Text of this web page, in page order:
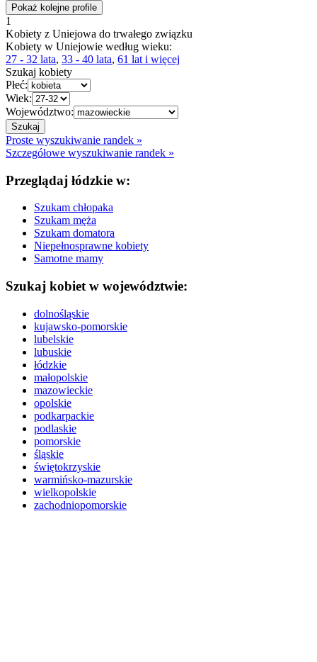
Pokaż kolejne profile
1
Kobiety z Uniejowa do trwałego związku
Kobiety w Uniejowie według wieku:
27 - 32 lata, 33 - 40 lata, 61 lat i więcej
Szukaj kobiety
Płeć:
Wiek:
Województwo:
Proste wyszukiwanie randek »
Szczegółowe wyszukiwanie randek »
Przeglądaj łódzkie w:
Szukam chłopaka
Szukam męża
Szukam domatora
Niepełnosprawne kobiety
Samotne mamy
Szukaj kobiet w województwie:
dolnośląskie
kujawsko-pomorskie
lubelskie
lubuskie
łódzkie
małopolskie
mazowieckie
opolskie
podkarpackie
podlaskie
pomorskie
śląskie
świętokrzyskie
warmińsko-mazurskie
wielkopolskie
zachodniopomorskie